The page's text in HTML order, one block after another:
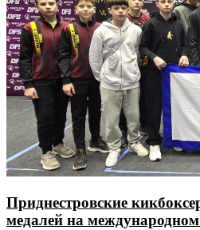
Приднестровские
медалей на